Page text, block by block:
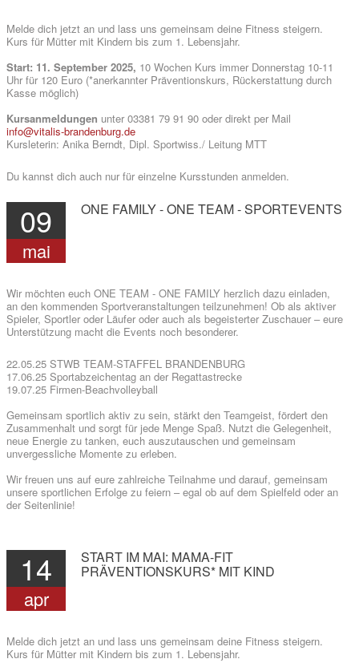
ÜBER UNS
Melde dich jetzt an und lass uns gemeinsam deine Fitness steigern.
Kurs für Mütter mit Kindern bis zum 1. Lebensjahr.
Start: 11. September 2025, 10 Wochen Kurs immer Donnerstag 10-11
Uhr für 120 Euro (*anerkannter Präventionskurs, Rückerstattung durch
Kasse möglich)
Kursanmeldungen unter 03381 79 91 90 oder direkt per Mail
info@vitalis-brandenburg.de
Kursleterin: Anika Berndt, Dipl. Sportwiss./ Leitung MTT
Du kannst dich auch nur für einzelne Kursstunden anmelden.
09
mai
ONE FAMILY-ONE TEAM-SPORTEVENTS
Wir möchten euch ONE TEAM - ONE FAMILY herzlich dazu einladen,
an den kommenden Sportveranstaltungen teilzunehmen! Ob als aktiver
Spieler, Sportler oder Läufer oder auch als begeisterter Zuschauer – eure
Unterstützung macht die Events noch besonderer.
22.05.25 STWB TEAM-STAFFEL BRANDENBURG
17.06.25 Sportabzeichentag an der Regattastrecke
19.07.25 Firmen-Beachvolleyball
Gemeinsam sportlich aktiv zu sein, stärkt den Teamgeist, fördert den
Zusammenhalt und sorgt für jede Menge Spaß. Nutzt die Gelegenheit,
neue Energie zu tanken, euch auszutauschen und gemeinsam
unvergessliche Momente zu erleben.
Wir freuen uns auf eure zahlreiche Teilnahme und darauf, gemeinsam
unsere sportlichen Erfolge zu feiern – egal ob auf dem Spielfeld oder an
der Seitenlinie!
14
apr
START IM MAI: MAMA-FIT
PRÄVENTIONSKURS* MIT KIND
Melde dich jetzt an und lass uns gemeinsam deine Fitness steigern.
Kurs für Mütter mit Kindern bis zum 1. Lebensjahr.